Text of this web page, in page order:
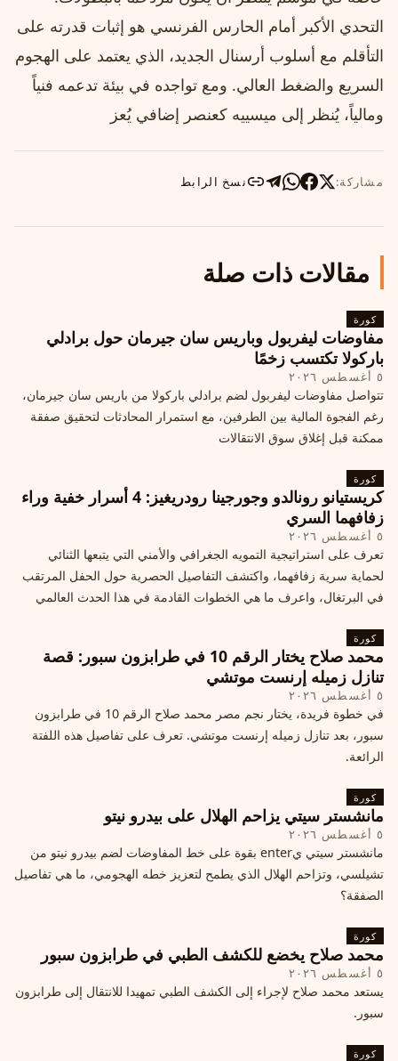
التحدي الأكبر أمام الحارس الفرنسي هو إثبات قدرته على
التأقلم مع أسلوب أرسنال الجديد، الذي يعتمد على الهجوم
السريع والضغط العالي. ومع تواجده في بيئة تدعمه فنياً
ومالياً، يُنظر إلى ميسييه كعنصر إضافي يُعز
مشاركة: نسخ الرابط
مقالات ذات صلة
كورة
مفاوضات ليفربول وباريس سان جيرمان حول برادلي
باركولا تكتسب زخمًا
٥ أغسطس ٢٠٢٦
تتواصل مفاوضات ليفربول لضم برادلي باركولا من باريس سان جيرمان،
رغم الفجوة المالية بين الطرفين، مع استمرار المحادثات لتحقيق صفقة
ممكنة قبل إغلاق سوق الانتقالات
كورة
كريستيانو رونالدو وجورجينا رودريغيز: 4 أسرار خفية وراء
زفافهما السري
٥ أغسطس ٢٠٢٦
تعرف على استراتيجية التمويه الجغرافي والأمني التي يتبعها الثنائي
لحماية سرية زفافهما، واكتشف التفاصيل الحصرية حول الحفل المرتقب
في البرتغال، واعرف ما هي الخطوات القادمة في هذا الحدث العالمي
كورة
محمد صلاح يختار الرقم 10 في طرابزون سبور: قصة
تنازل زميله إرنست موتشي
٥ أغسطس ٢٠٢٦
في خطوة فريدة، يختار نجم مصر محمد صلاح الرقم 10 في طرابزون
سبور، بعد تنازل زميله إرنست موتشي. تعرف على تفاصيل هذه اللفتة
الرائعة.
كورة
مانشستر سيتي يزاحم الهلال على بيدرو نيتو
٥ أغسطس ٢٠٢٦
مانشستر سيتي يenter بقوة على خط المفاوضات لضم بيدرو نيتو من
تشيلسي، وتزاحم الهلال الذي يطمح لتعزيز خطه الهجومي، ما هي تفاصيل
الصفقة؟
كورة
محمد صلاح يخضع للكشف الطبي في طرابزون سبور
٥ أغسطس ٢٠٢٦
يستعد محمد صلاح لإجراء إلى الكشف الطبي تمهيدا للانتقال إلى طرابزون
سبور.
كورة